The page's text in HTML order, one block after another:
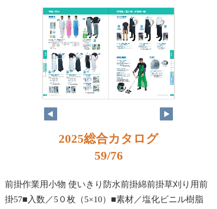
2025総合カタログ
59/76
前掛作業用小物 使いきり防水前掛綿前掛草刈り用前
掛57■入数／5０枚（5×10）■素材／塩化ビニル樹脂